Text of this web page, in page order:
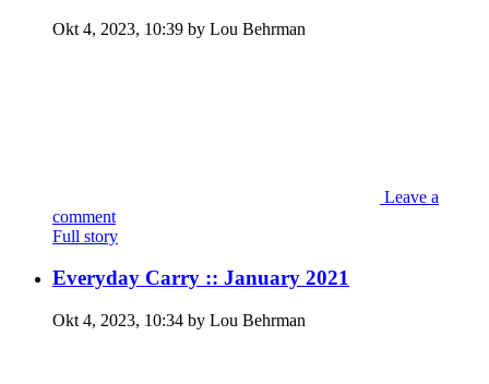
Okt 4, 2023, 10:39 by Lou Behrman
Leave a
comment
Full story
Everyday Carry :: January 2021
Okt 4, 2023, 10:34 by Lou Behrman